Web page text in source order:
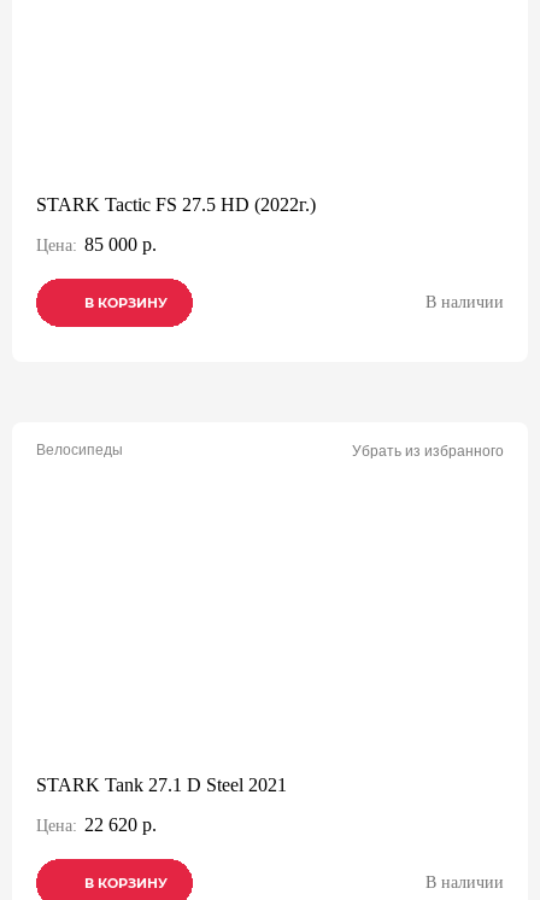
STARK Tactic FS 27.5 HD (2022г.)
Цена: 85 000 р.
В КОРЗИНУ
В КОРЗИНУ
В КОРЗИНУ В наличии
Велосипеды Убрать из избранного
STARK Tank 27.1 D Steel 2021
Цена: 22 620 р.
В КОРЗИНУ
В КОРЗИНУ
В КОРЗИНУ В наличии